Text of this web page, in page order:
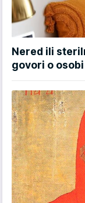
Nered ili
govori o osobi